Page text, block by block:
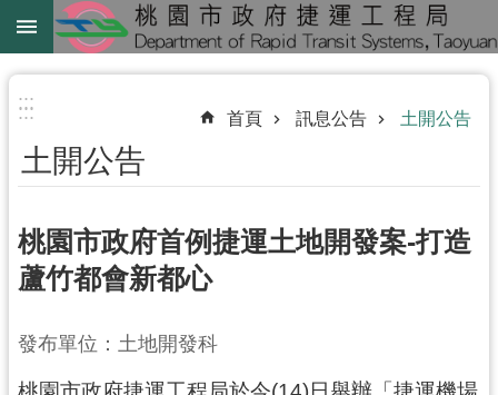
跳到主要內容區塊
綠
綠
延
中
鐵
路
下
:::
::: 首頁 訊息公告 土開公告
土開公告
桃園市政府首例捷運土地開發案-打造
蘆竹都會新都心
發布單位：土地開發科